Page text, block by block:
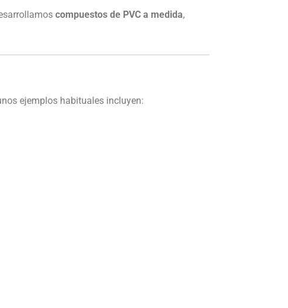
compuestos de PVC a medida,
ejemplos habituales incluyen: